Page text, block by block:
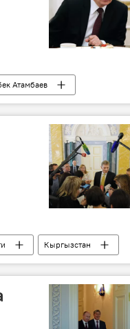
Атамбаев
Кыргызстан
болезнь